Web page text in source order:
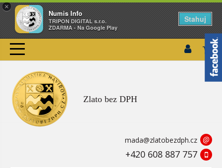
×
Numis Info
TRIPON DIGITAL s.r.o.
ZDARMA - Na Google Play
Stahuj
Zlato bez DPH
mada@zlatobezdph.cz @
+420 608 887 757